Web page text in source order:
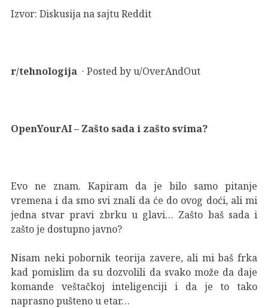
Izvor: Diskusija na sajtu Reddit
r/tehnologija · Posted by u/OverAndOut
OpenYourAI – Zašto sada i zašto svima?
Evo ne znam. Kapiram da je bilo samo pitanje
vremena i da smo svi znali da će do ovog doći, ali mi
jedna stvar pravi zbrku u glavi… Zašto baš sada i
zašto je dostupno javno?
Nisam neki pobornik teorija zavere, ali mi baš frka
kad pomislim da su dozvolili da svako može da daje
komande veštačkoj inteligenciji i da je to tako
naprasno pušteno u etar…